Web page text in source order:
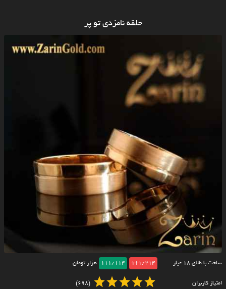
حلقه نامزدی تو پر
ساخت با طلای ۱۸ عیار 111/214
111/114 هزار تومان
امتیاز کاربران (698)